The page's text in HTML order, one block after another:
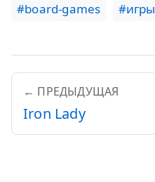
#board-games #игры
← ПРЕДЫДУЩАЯ
Iron Lady